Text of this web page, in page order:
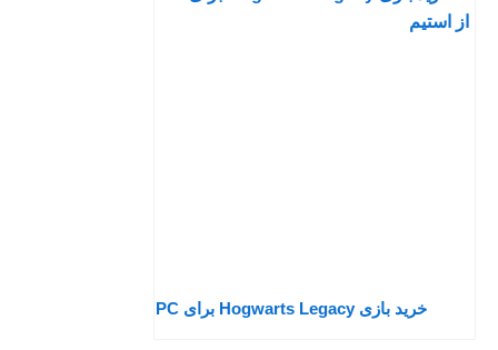
خرید بازی Hogwarts Legacy برای PC